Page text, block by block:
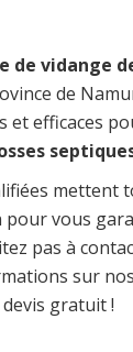
de vidange
de
et efficaces
mettent
vous
pas à
sur
gratuit !